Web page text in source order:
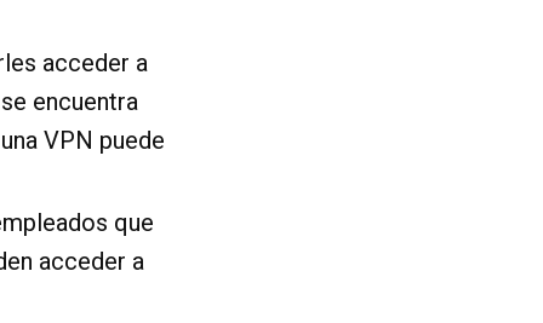
acceder a
encuentra
VPN puede
que
acceder a